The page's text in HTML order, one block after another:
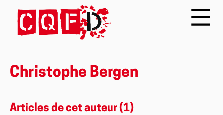
Christophe Bergen
Articles de cet auteur (1)